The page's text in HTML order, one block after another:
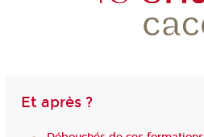
Et après ?